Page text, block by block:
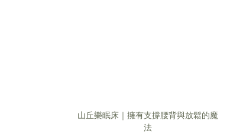
山丘樂眠床｜擁有支撐腰背與放鬆的魔
法